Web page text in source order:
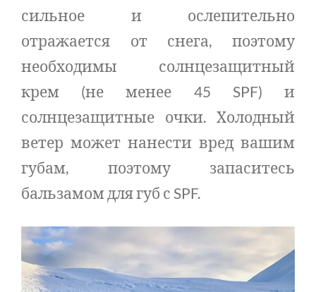
сильное и ослепительно
отражается от снега, поэтому
необходимы солнцезащитный
крем (не менее 45 SPF) и
солнцезащитные очки. Холодный
ветер может нанести вред вашим
губам, поэтому запаситесь
бальзамом для губ с SPF.